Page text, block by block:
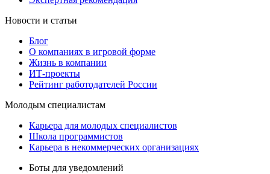
Новости и статьи
Блог
О компаниях в игровой форме
Жизнь в компании
ИТ-проекты
Рейтинг работодателей России
Молодым специалистам
Карьера для молодых специалистов
Школа программистов
Карьера в некоммерческих организациях
Боты для уведомлений